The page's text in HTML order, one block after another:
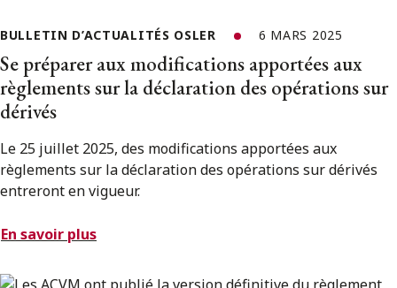
BULLETIN D’ACTUALITÉS OSLER 6 MARS 2025
Se préparer aux modifications apportées aux
règlements sur la déclaration des opérations sur
dérivés
Le 25 juillet 2025, des modifications apportées aux
règlements sur la déclaration des opérations sur dérivés
entreront en vigueur.
En savoir plus